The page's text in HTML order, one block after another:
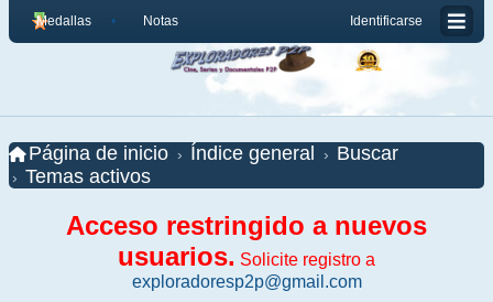
Identificarse
Medallas Notas
Página de inicio Índice general
Buscar
Temas activos
Acceso restringido a nuevos
usuarios. Solicite registro a
exploradoresp2p@gmail.com